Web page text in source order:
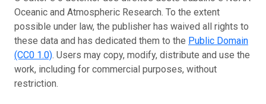
Oceanic and Atmospheric Research. To the extent
possible under law, the publisher has waived all rights to
these data and has dedicated them to the Public Domain
(CC0 1.0). Users may copy, modify, distribute and use the
work, including for commercial purposes, without
restriction.